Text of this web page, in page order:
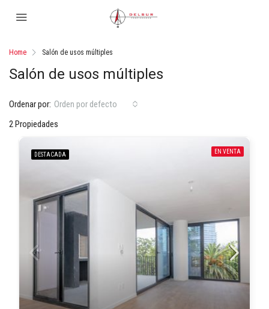
Home Salón de usos múltiples
Salón de usos múltiples
2 Propiedades
Ordenar por: Orden por defecto
DESTACADA EN VENTA